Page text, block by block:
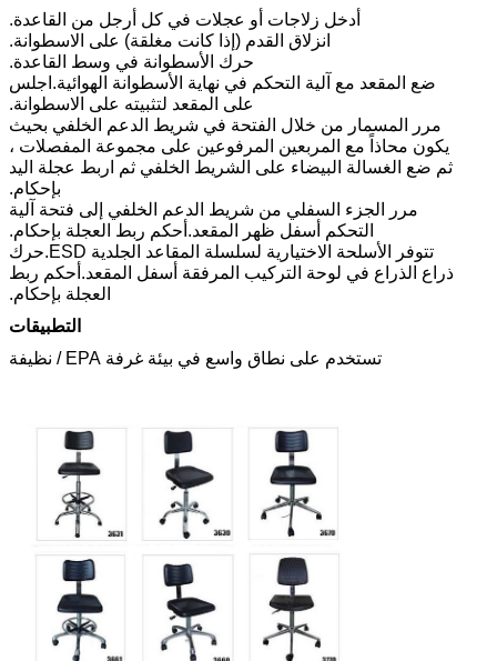
أدخل زلاجات أو عجلات في كل أرجل من القاعدة.
انزلاق القدم (إذا كانت مغلقة) على الاسطوانة.
حرك الأسطوانة في وسط القاعدة.
ضع المقعد مع آلية التحكم في نهاية الأسطوانة الهوائية.اجلس
على المقعد لتثبيته على الاسطوانة.
مرر المسمار من خلال الفتحة في شريط الدعم الخلفي بحيث
يكون محاذاً مع المربعين المرفوعين على مجموعة المفصلات ،
ثم ضع الغسالة البيضاء على الشريط الخلفي ثم اربط عجلة اليد
بإحكام.
مرر الجزء السفلي من شريط الدعم الخلفي إلى فتحة آلية
التحكم أسفل ظهر المقعد.أحكم ربط العجلة بإحكام.
تتوفر الأسلحة الاختيارية لسلسلة المقاعد الجلدية ESD.حرك
ذراع الذراع في لوحة التركيب المرفقة أسفل المقعد.أحكم ربط
العجلة بإحكام.
التطبيقات
تستخدم على نطاق واسع في بيئة غرفة EPA / نظيفة